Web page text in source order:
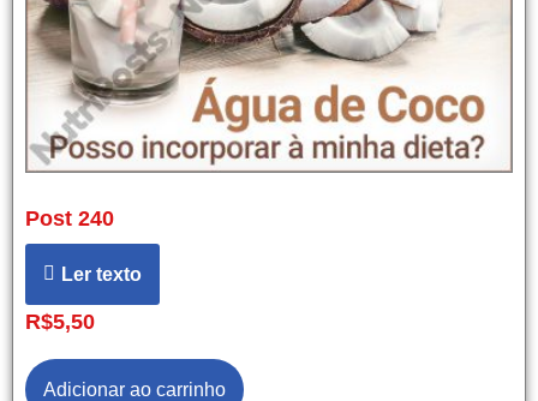
Post 240
Ler texto
R$5,50
Adicionar ao carrinho